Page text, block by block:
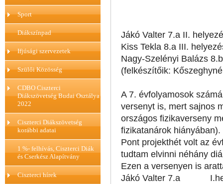
Sport
Diákszínpad
Ifjúsági szervezetek
Szülői Közösség
CDBO Ciszterci
Diákszövetség Budai Osztálya
2022
Ciszterci Diákszövetség
korábbi adatai
1 %- felhívás, Ciszterci Diák
és Cserkész Alapítvány
Ciszterci hírek
Jákó Valter 7.a II.
Kiss Tekla 8.a III.
Nagy-Szelényi Balázs
(felkészítőik:
A 7. évfolyamosok
versenyt is, mert sajnos
országos fizikaverseny
fizikatanárok hiányában).
Pont projekthét volt az
tudtam elvinni néhány
Ezen a versenyen is
Jákó Valter 7.a